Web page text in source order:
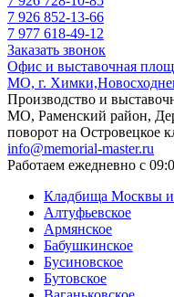
7 926 852-13-66
7 977 618-49-12
Заказать звонок
Офис и выставочная
МО, г.
Производство и
МО, Раменский район,
поворот на Островецкое
info@memorial-master.ru
Работаем ежедневно с
Кладбища Москвы и
Алтуфьевское
Армянское
Бабушкинское
Бусиновское
Бутовское